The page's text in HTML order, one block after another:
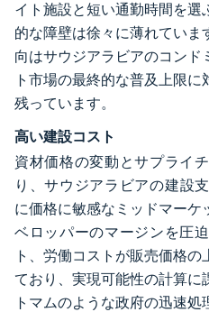
イト施設と短い通勤時間を
的な障壁は徐々に薄れてい
向はサウジアラビアのコンド
ト市場の最終的な普及上限
残っています。
高い建設コスト
資材価格の変動とサプライ
り、サウジアラビアの建設
に価格に敏感なミッドマー
ベロッパーのマージンを圧
ト、労働コストが販売価格
ており、実現可能性の計算に
トマムのような政府の迅速